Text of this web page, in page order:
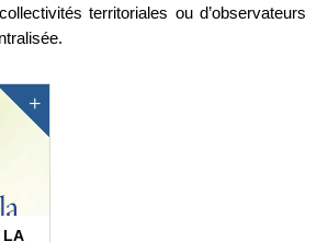
territoriales ou d’observateurs
LA